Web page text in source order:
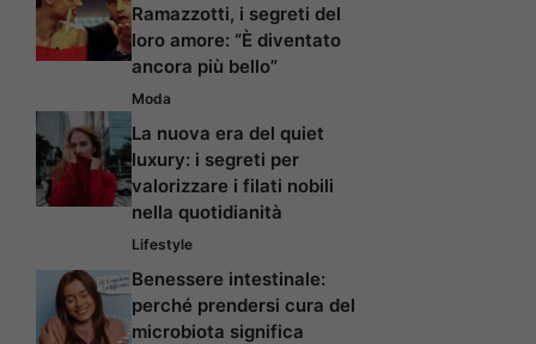
Ramazzotti, i segreti del
loro amore: “È diventato
ancora più bello”
Moda
La nuova era del quiet
luxury: i segreti per
valorizzare i filati nobili
nella quotidianità
Lifestyle
Benessere intestinale:
perché prendersi cura del
microbiota significa